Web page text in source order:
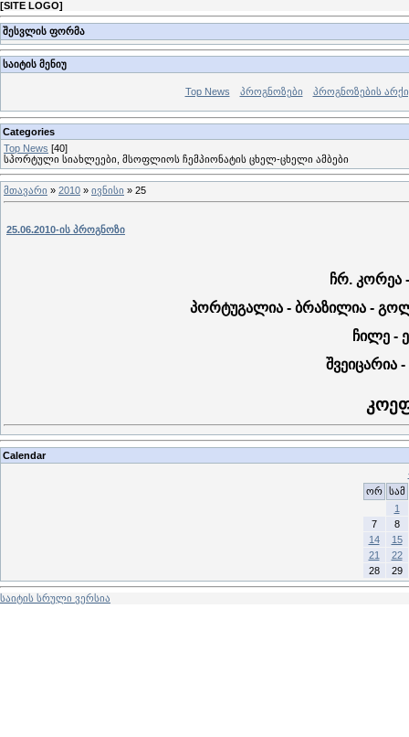
[SITE LOGO]
შესვლის ფორმა
საიტის მენიუ
Top News პროგნოზები პროგნოზების
Categories
Top News [40]
სპორტული სიახლეები, მსოფლიოს ჩემპიონატის ცხელ-ცხელი ამბები
მთავარი » 2010 » ივნისი » 25
25.06.2010-ის პროგნოზი
ჩრ. კორეა
პორტუგალია - ბრაზილია -
ჩილე -
შვეიცარია
Calendar
ორ
სამ
1
7
8
14
15
21
22
28
29
საიტის სრული ვერსია